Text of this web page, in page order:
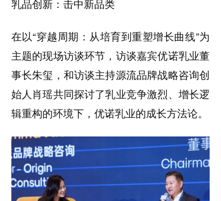
乳品创新：击中新品类
在以“穿越周期：从培育到重塑增长曲线”为
主题的现场访谈环节，访谈嘉宾优诺乳业董
事长朱玺，和访谈主持源流品牌战略咨询创
始人肖瑶共同探讨了乳业竞争激烈、增长逻
辑重构的环境下，优诺乳业的成长方法论。